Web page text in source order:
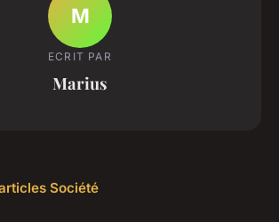
M
ECRIT PAR
Marius
Société